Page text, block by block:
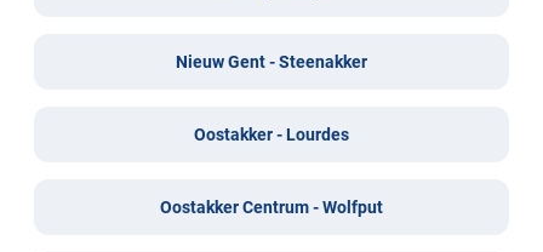
Nieuw Gent - Steenakker
Oostakker - Lourdes
Oostakker Centrum - Wolfput